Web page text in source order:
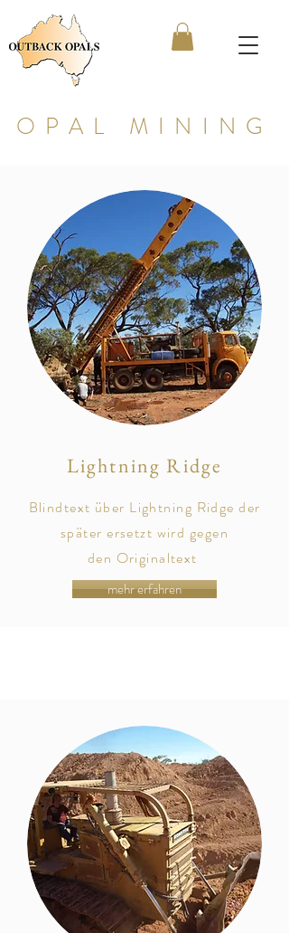
OPAL MINING
Lightning Ridge
Blindtext über Lightning Ridge der
späterersetzt wird gegen
den Originaltext
mehr erfahren